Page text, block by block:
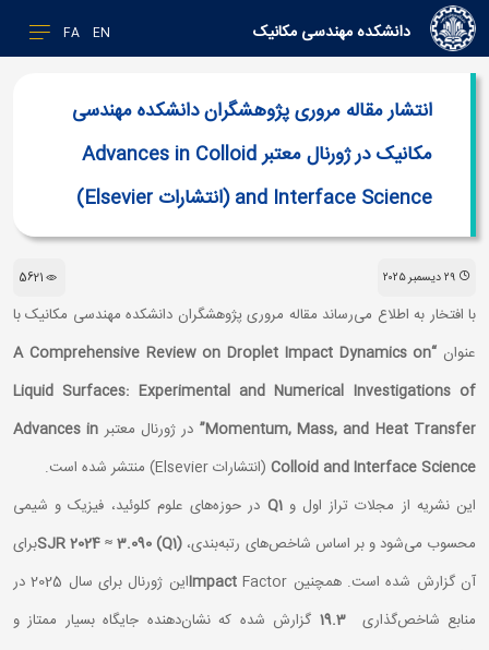
FA EN دانشکده مهندسی مکانیک
انتشار مقاله مروری پژوهشگران دانشکده مهندسی
مکانیک در ژورنال معتبر Advances in Colloid
and Interface Science (انتشارات Elsevier)
٢٩ ديسمبر ٢٠٢٥ 5621
با افتخار به اطلاع می‌رساند مقاله مروری پژوهشگران دانشکده مهندسی مکانیک با
عنوان “A Comprehensive Review on Droplet Impact Dynamics on
Liquid Surfaces: Experimental and Numerical Investigations of
Momentum, Mass, and Heat Transfer” در ژورنال معتبر Advances in
Colloid and Interface Science (انتشارات Elsevier) منتشر شده است.
این نشریه از مجلات تراز اول وQ1 در حوزه‌های علوم کلوئید، فیزیک و شیمی
محسوب می‌شود و بر اساس شاخص‌های رتبه‌بندی، SJR 2024 ≈ 3.090 (Q1)برای
آن گزارش شده است. همچنین
Impact
Factorاین ژورنال برای سال 2025 در
منابع شاخص‌گذاری19.3 گزارش شده که نشان‌دهنده جایگاه بسیار ممتاز و